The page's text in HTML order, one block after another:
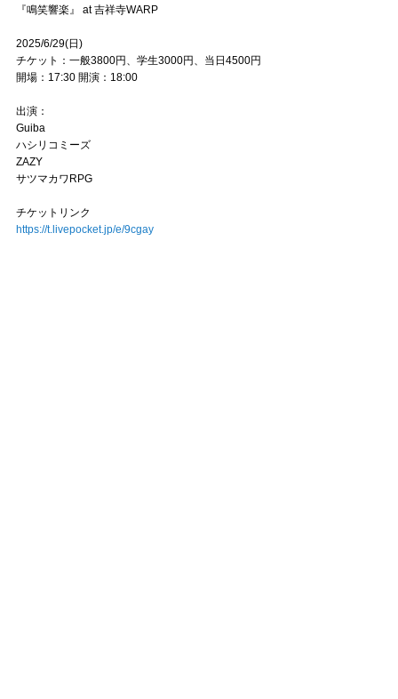
『鳴笑響楽』 at 吉祥寺WARP
2025/6/29(日)
チケット：一般3800円、学生3000円、当日4500円
開場：17:30 開演：18:00
出演：
Guiba
ハシリコミーズ
ZAZY
サツマカワRPG
チケットリンク
https://t.livepocket.jp/e/9cgay